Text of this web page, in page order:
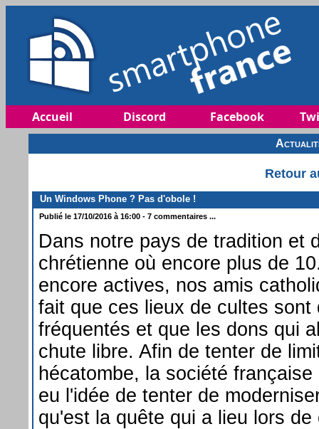
Accueil Discord Facebook
Retour
Un Windows Phone ? Pas d'obole !
Publié le 17/10/2016 à 16:00 - 7 commentaires ...
Dans notre pays de tradition et
chrétienne où encore plus de
encore actives, nos amis
fait que ces lieux de cultes sont
fréquentés et que les dons qui
chute libre. Afin de tenter de
hécatombe, la société
eu l'idée de tenter de
qu'est la quête qui a lieu lors